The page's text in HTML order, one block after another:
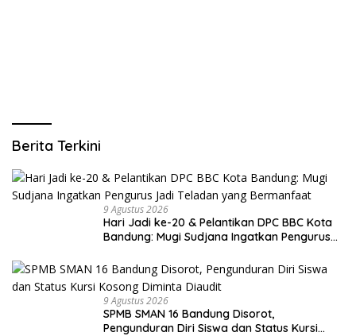
Berita Terkini
9 Agustus 2026
Hari Jadi ke-20 & Pelantikan DPC BBC Kota
Bandung: Mugi Sudjana Ingatkan Pengurus
9 Agustus 2026
SPMB SMAN 16 Bandung Disorot,
Pengunduran Diri Siswa dan Status Kursi